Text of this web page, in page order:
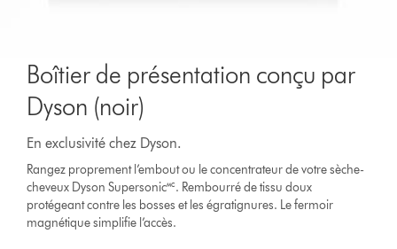
Boîtier de présentation conçu par
Dyson (noir)
En exclusivité chez Dyson.
Rangez proprement l’embout ou le concentrateur de votre sèche-
cheveux Dyson Supersonic🅪. Rembourré de tissu doux
protégeant contre les bosses et les égratignures. Le fermoir
magnétique simplifie l’accès.